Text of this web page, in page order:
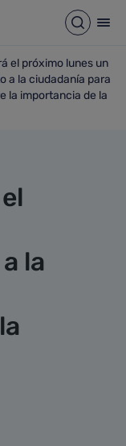
Abrir
de migas
el próximo
el próximo lunes un
a la ciudadanía para
la importancia de la
la